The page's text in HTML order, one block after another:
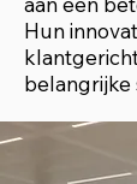
Hun
belangrijke